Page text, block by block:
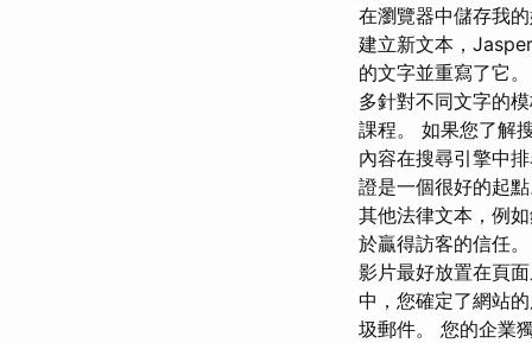
在瀏覽器中儲存我
建立新文本，
的文字並重寫了它
多針對不同文字的
課程。 如果您了解
內容在搜尋引擎中
證是一個很好的起
其他法律文本，例
於贏得訪客的信任
影片最好放置在頁
中，您確定了網站
圾郵件。 您的企業